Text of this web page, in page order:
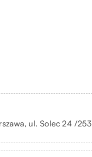
ul. Solec 24 /253